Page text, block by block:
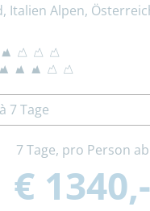
Italien Alpen,
7 Tage
7 Tage, pro Person ab
€ 1340,-